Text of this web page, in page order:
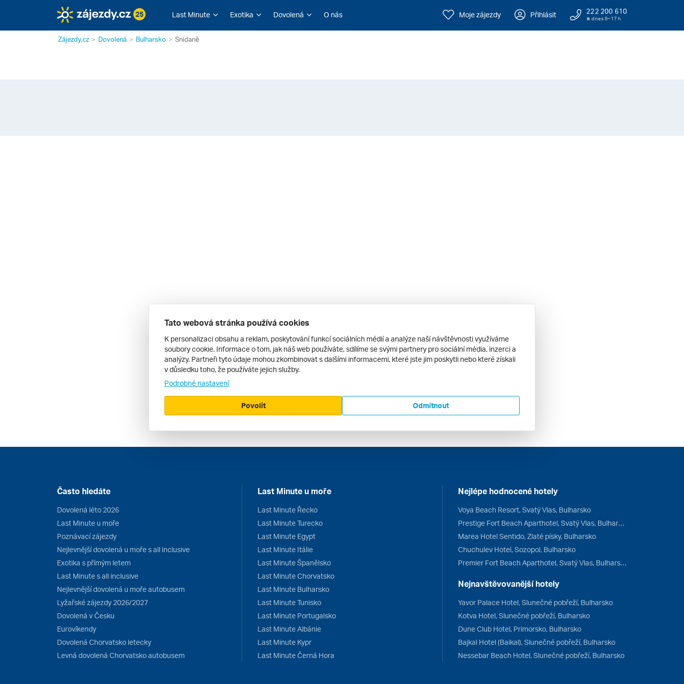
25 Last Minute Exotika Dovolená O nás Moje zájezdy Přihlásit 222 200 610
dnes 9–17 h
Zájezdy.cz Dovolená Bulharsko Snídaně
Často hledáte
Dovolená léto 2026
Last Minute u moře
Poznávací zájezdy
Nejlevnější dovolená u moře s all inclusive
Exotika s přímým letem
Last Minute s all inclusive
Nejlevnější dovolená u moře autobusem
Lyžařské zájezdy 2026/2027
Dovolená v Česku
Eurovíkendy
Dovolená Chorvatsko letecky
Levná dovolená Chorvatsko autobusem
Last Minute u moře
Last Minute Řecko
Last Minute Turecko
Last Minute Egypt
Last Minute Itálie
Last Minute Španělsko
Last Minute Chorvatsko
Last Minute Bulharsko
Last Minute Tunisko
Last Minute Portugalsko
Last Minute Albánie
Last Minute Kypr
Last Minute Černá Hora
Nejlépe hodnocené hotely
Voya Beach Resort, Svatý Vlas, Bulharsko
Prestige Fort Beach Aparthotel, Svatý Vlas, Bulharsko
Marea Hotel Sentido, Zlaté písky, Bulharsko
Chuchulev Hotel, Sozopol, Bulharsko
Premier Fort Beach Aparthotel, Svatý Vlas, Bulharsko
Nejnavštěvovanější hotely
Yavor Palace Hotel, Slunečné pobřeží, Bulharsko
Kotva Hotel, Slunečné pobřeží, Bulharsko
Dune Club Hotel, Primorsko, Bulharsko
Bajkal Hotel (Baikal), Slunečné pobřeží, Bulharsko
Nessebar Beach Hotel, Slunečné pobřeží, Bulharsko
Tato webová stránka používá cookies
K personalizaci obsahu a reklam, poskytování funkcí sociálních médií a analýze naší návštěvnosti využíváme
soubory cookie. Informace o tom, jak náš web používáte, sdílíme se svými partnery pro sociální média, inzerci a
analýzy. Partneři tyto údaje mohou zkombinovat s dalšími informacemi, které jste jim poskytli nebo které získali
v důsledku toho, že používáte jejich služby.
Podrobné nastavení
Odmítnout
Povolit